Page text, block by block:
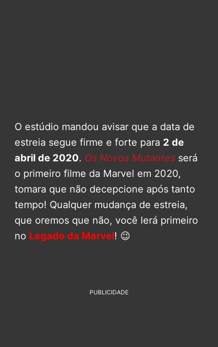
O estúdio mandou avisar que a data de
estreia segue firme e forte para 2 de
abril de 2020. Os Novos Mutantes será
o primeiro filme da Marvel em 2020,
tomara que não decepcione após tanto
tempo! Qualquer mudança de estreia,
que oremos que não, você lerá primeiro
no Legado da Marvel! 😉
PUBLICIDADE